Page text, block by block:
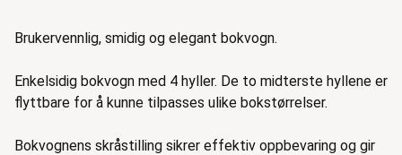
Beskrivelse
Brukervennlig, smidig og elegant bokvogn.
Enkelsidig bokvogn med 4 hyller. De to midterste hyllene er
flyttbare for å kunne tilpasses ulike bokstørrelser.
Bokvognens skråstilling sikrer effektiv oppbevaring og gir